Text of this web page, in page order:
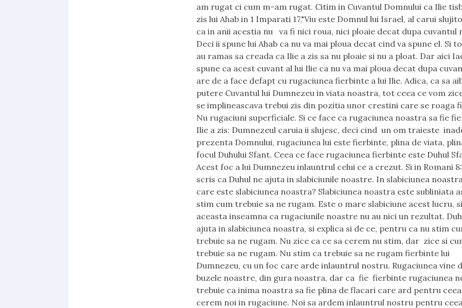
am rugat ci cum m-am rugat. Citim in Cuvantul Domnului ca Ilie
zis lui Ahab in 1 Imparati 17,"Viu este Domnul lui Israel, al carui
ca in anii acestia nu va fi nici roua, nici ploaie decat dupa cuvantul
Deci ii spune lui Ahab ca nu va mai ploua decat cind va spune el. Si
au ramas sa creada ca Ilie a zis sa nu ploaie si nu a ploat. Dar aici
spune ca acest cuvant al lui Ilie ca nu va mai ploua decat dupa
are de a face defapt cu rugaciunea fierbinte a lui Ilie. Adica, ca sa
putere Cuvantul lui Dumnezeu in viata noastra, tot ceea ce vom
se implineascava trebui zis din pozitia unor crestini care se roaga
Nu rugaciuni superficiale. Si ce face ca rugaciunea noastra sa fie
Ilie a zis: Dumnezeul caruia ii slujesc, deci cind un om traieste
prezenta Domnului, rugaciunea lui este fierbinte, plina de viata,
focul Duhului Sfant. Ceea ce face rugaciunea fierbinte este Duhul
Acest foc a lui Dumnezeu inlauntrul celui ce a crezut. Si in Romani
scris ca Duhul ne ajuta in slabiciunile noastre. In slabiciunea
care este slabiciunea noastra? Slabiciunea noastra este subliniata
stim cum trebuie sa ne rugam. Este o mare slabiciune acest lucru, si
aceasta inseamna ca rugaciunile noastre nu au nici un rezultat.
ajuta in slabiciunea noastra, si explica si de ce, pentru ca nu stim
trebuie sa ne rugam. Nu zice ca ce sa cerem nu stim, dar zice si
trebuie sa ne rugam. Nu stim ca trebuie sa ne rugam fierbinte lui
Dumnezeu, cu un foc care arde inlauntrul nostru. Rugaciunea vine
buzele noastre, din gura noastra, dar ca fie fierbinte rugaciunea
trebuie ca inima noastra sa fie plina de flacari care ard pentru
cerem noi in rugaciune. Noi sa ardem inlauntrul nostru pentru